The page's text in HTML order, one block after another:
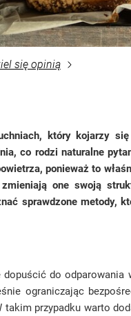
się opinią
który kojarzy
co rodzi naturalne
ponieważ to
one swoją
sprawdzone metody,
do
ograniczając
przypadku warto